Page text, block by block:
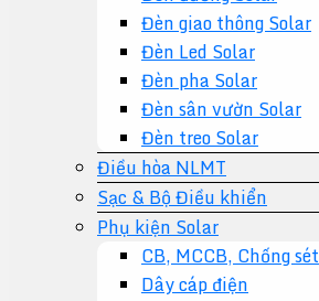
Đèn giao thông Solar
Đèn Led Solar
Đèn pha Solar
Đèn sân vườn Solar
Đèn treo Solar
Điều hòa NLMT
Sạc & Bộ Điều khiển
Phụ kiện Solar
CB, MCCB, Chống sét
Dây cáp điện